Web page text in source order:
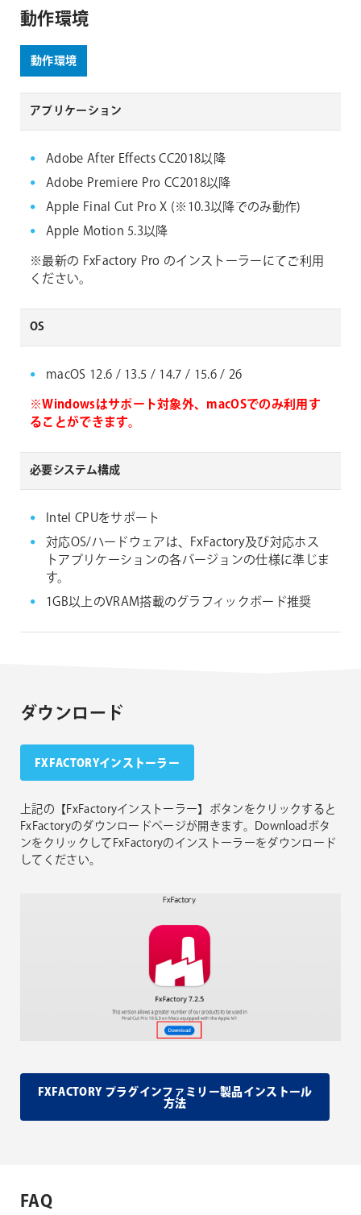
動作環境
動作環境
アプリケーション
Adobe After Effects CC2018以降
Adobe Premiere Pro CC2018以降
Apple Final Cut Pro X (※10.3以降でのみ動作)
Apple Motion 5.3以降
※最新の FxFactory Pro のインストーラーにてご利用
ください。
OS
macOS 12.6 / 13.5 / 14.7 / 15.6 / 26
※Windowsはサポート対象外、macOSでのみ利用す
ることができます。
必要システム構成
Intel CPUをサポート
対応OS/ハードウェアは、FxFactory及び対応ホス
トアプリケーションの各バージョンの仕様に準じま
す。
1GB以上のVRAM搭載のグラフィックボード推奨
ダウンロード
FXFACTORYインストーラー
上記の【FxFactoryインストーラー】ボタンをクリックすると
FxFactoryのダウンロードページが開きます。Downloadボタ
ンをクリックしてFxFactoryのインストーラーをダウンロード
してください。
FXFACTORY プラグインファミリー製品インストール
方法
FAQ